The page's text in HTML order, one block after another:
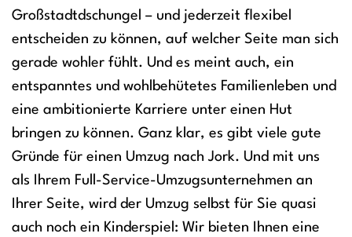
Großstadtdschungel – und jederzeit flexibel
entscheiden zu können, auf welcher Seite man sich
gerade wohler fühlt. Und es meint auch, ein
entspanntes und wohlbehütetes Familienleben und
eine ambitionierte Karriere unter einen Hut
bringen zu können. Ganz klar, es gibt viele gute
Gründe für einen Umzug nach Jork. Und mit uns
als Ihrem Full-Service-Umzugsunternehmen an
Ihrer Seite, wird der Umzug selbst für Sie quasi
auch noch ein Kinderspiel: Wir bieten Ihnen eine